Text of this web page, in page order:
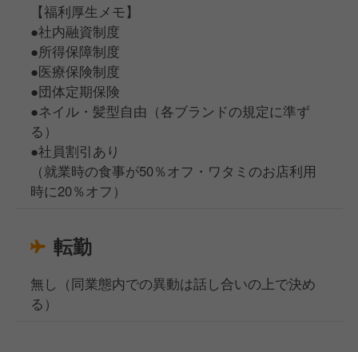
【福利厚生メモ】
●社内融資制度
●所得保障制度
●医療保険制度
●団体定期保険
●ネイル・髪型自由（各ブランドの規定に準ず
る）
●社員割引あり
（就業時の食事が50％オフ・ワタミのお店利用
時に20％オフ）
転勤
無し（同業態内での異動は話し合いの上で決め
る）